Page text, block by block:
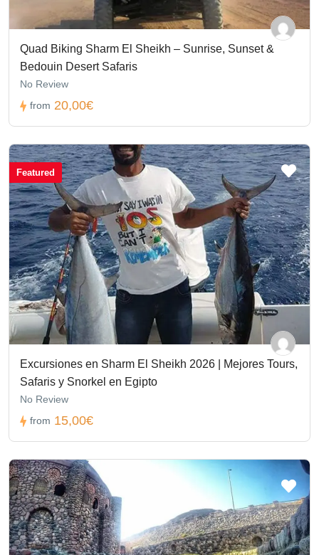
Quad Biking Sharm El Sheikh – Sunrise, Sunset &
Bedouin Desert Safaris
No Review
from 20,00€
Featured
Excursiones en Sharm El Sheikh 2026 | Mejores Tours,
Safaris y Snorkel en Egipto
No Review
from 15,00€